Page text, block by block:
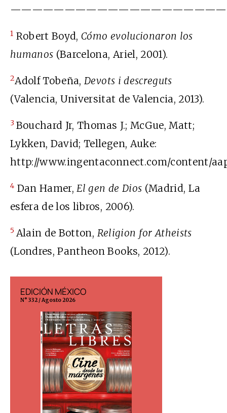
1 Robert Boyd,Cómo evolucionaron los
humanos (Barcelona, Ariel, 2001).
2Adolf Tobeña,Devots i descreguts
(Valencia, Universitat de Valencia, 2013).
3 Bouchard Jr, Thomas J.; McGue, Matt;
Lykken, David; Tellegen, Auke:
http://www.ingentaconnect.com/content/
4Dan Hamer,El gen de Dios (Madrid, La
esfera de los libros, 2006).
5 Alain de Botton, Religion for Atheists
(Londres, Pantheon Books, 2012).
EDICIÓN MÉXICO
N° 332 / Agosto 2026